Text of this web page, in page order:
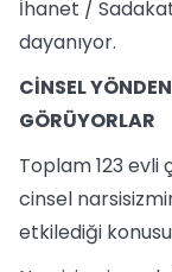
İhanet /
dayanıyor.
CİNSEL
GÖRÜYORLAR
Toplam 123 evli
cinsel
etkilediği